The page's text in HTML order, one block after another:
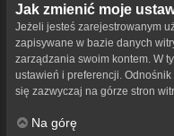
Jak zmienić moje
Jeżeli jesteś zarejestrowanym
zapisywane w bazie danych
zarządzania swoim kontem. W
ustawień i preferencji.
się zazwyczaj na górze stron
Na górę